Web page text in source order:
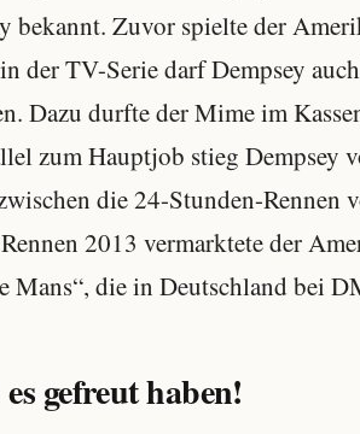
bekannt. Zuvor spielte der
der TV-Serie darf Dempsey
Dazu durfte der Mime im
zum Hauptjob stieg Dempsey
die 24-Stunden-Rennen
2013 vermarktete der
Mans“, die in Deutschland bei
gefreut haben!